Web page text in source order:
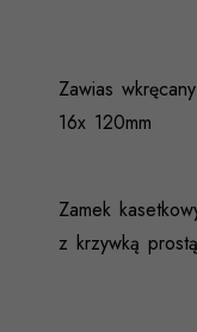
Zawias
16x 120mm
Zamek
z krzywką